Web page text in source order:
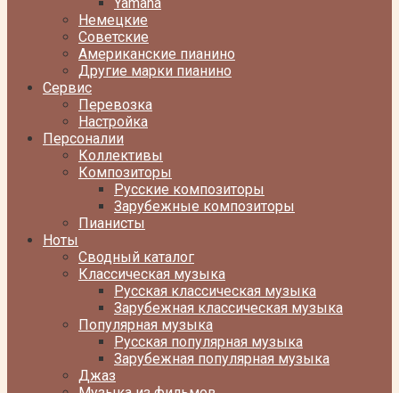
Немецкие
Советские
Американские пианино
Другие марки пианино
Сервис
Перевозка
Настройка
Персоналии
Коллективы
Композиторы
Русские композиторы
Зарубежные композиторы
Пианисты
Ноты
Сводный каталог
Классическая музыка
Русская классическая музыка
Зарубежная классическая музыка
Популярная музыка
Русская популярная музыка
Зарубежная популярная музыка
Джаз